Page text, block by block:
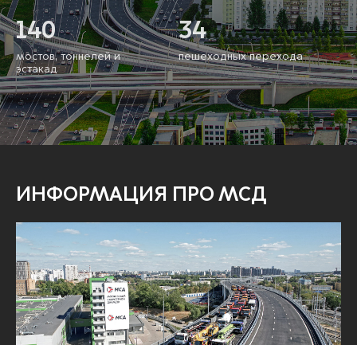
140
мостов, тоннелейи
эстакад
34
пешеходных перехода
ИНФОРМАЦИЯ ПРО МСД